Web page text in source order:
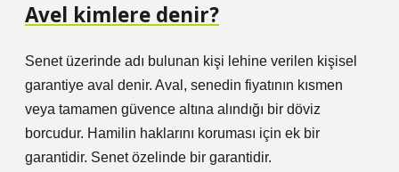
Avel kimlere denir?
Senet üzerinde adı bulunan kişi lehine verilen kişisel
garantiye aval denir. Aval, senedin fiyatının kısmen
veya tamamen güvence altına alındığı bir döviz
borcudur. Hamilin haklarını koruması için ek bir
garantidir. Senet özelinde bir garantidir.